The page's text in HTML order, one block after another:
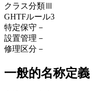
クラス分類Ⅲ
GHTFルール3
特定保守 －
設置管理 －
修理区分 －
一般的名称定義